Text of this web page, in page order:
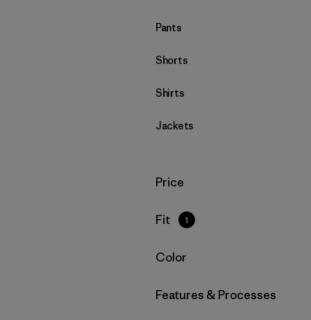
Pants
Shorts
Shirts
Jackets
Filtrar por
Price
Filtrar por
Fit 1
Filtrar por
Color
Filtrar por
Features & Processes